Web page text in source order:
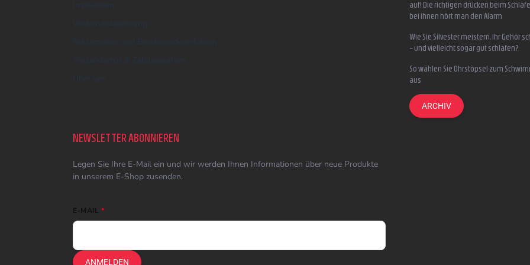
Impressum
Widerrufsbelehrung
Reklamation und Beschwerdeverfahren
Versandarten & Zahlungsarten
Über uns
auf! Die richtigen drücken beim
bei ihnen hört man den Alarm
Wie Sie Silvester meistern, Ihr Gehör
– und vielleicht sogar gut schlafen?
So wählen Sie Ohrstöpsel zum
aus
ARCHIV
NEWSLETTER ABONNIEREN
Legen Sie Ihre E-Mail ein und wir werden Ihnen Informationen über neue Produkte
in unserem E-Shop zusenden.
E-MAIL
ANMELDEN